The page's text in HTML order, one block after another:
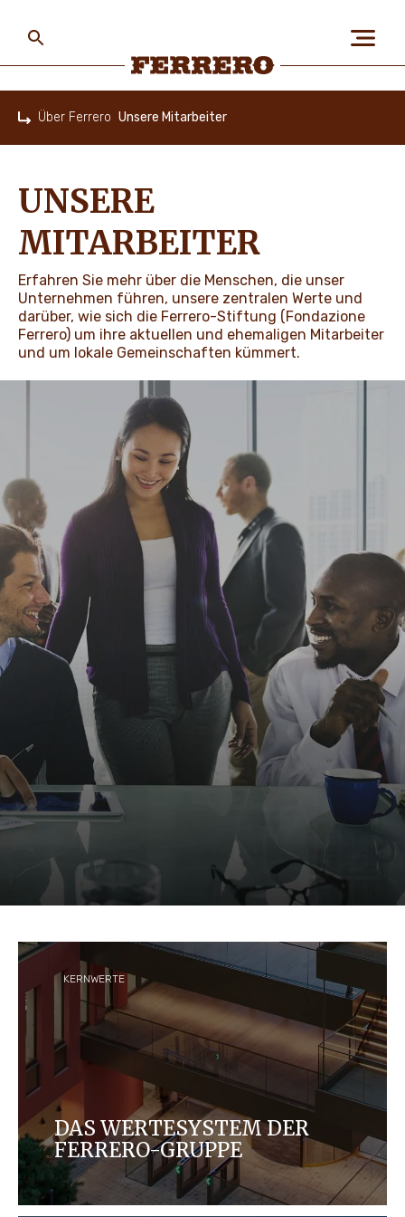
ÜBER FERRERO
MENSCH UND UMWELT
UNSERE MARKEN
NEWS UND STORIES
main
content
Über Ferrero Unsere Mitarbeiter
UNSERE
MITARBEITER
Erfahren Sie mehr über die Menschen, die unser
Unternehmen führen, unsere zentralen Werte und
darüber, wie sich die Ferrero-Stiftung (Fondazione
Ferrero) um ihre aktuellen und ehemaligen Mitarbeiter
und um lokale Gemeinschaften kümmert.
KERNWERTE
DAS WERTESYSTEM DER
FERRERO-GRUPPE
Unsere zentralen Werte stehen im Mittelpunkt bei
allem, was wir tun.